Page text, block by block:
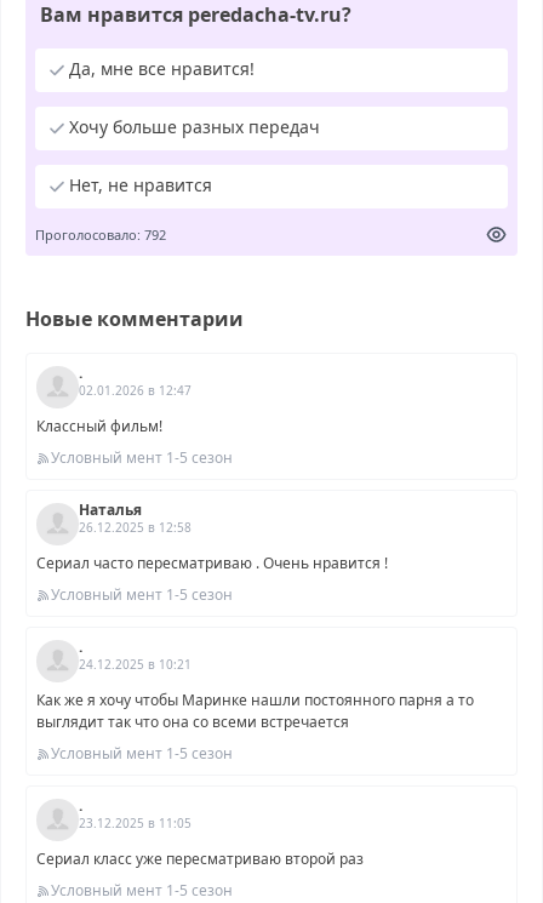
Вам нравится peredacha-tv.ru?
Да, мне все нравится!
Хочу больше разных передач
Нет, не нравится
Проголосовало: 792
Новые комментарии
.
02.01.2026 в 12:47
Классный фильм!
Условный мент 1-5 сезон
Наталья
26.12.2025 в 12:58
Сериал часто пересматриваю . Очень нравится !
Условный мент 1-5 сезон
.
24.12.2025 в 10:21
Как же я хочу чтобы Маринке нашли постоянного парня а то
выглядит так что она со всеми встречается
Условный мент 1-5 сезон
.
23.12.2025 в 11:05
Сериал класс уже пересматриваю второй раз
Условный мент 1-5 сезон